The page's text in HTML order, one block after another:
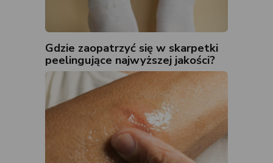
Gdzie zaopatrzyć się w skarpetki
peelingujące najwyższej jakości?